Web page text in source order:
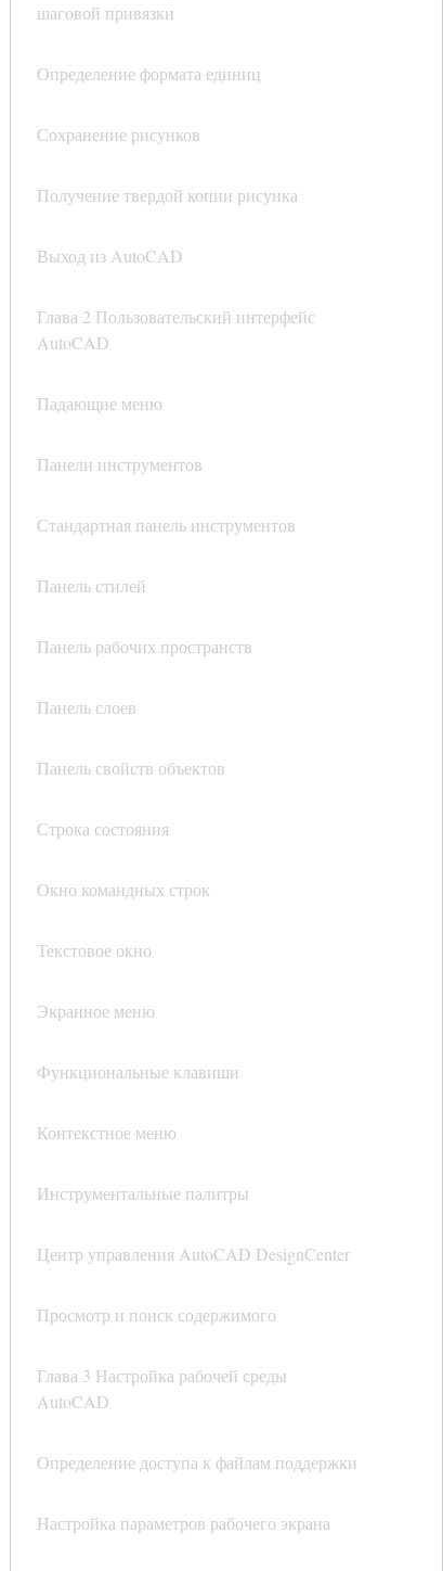
шаговой привязки
Определение формата единиц
Сохранение рисунков
Получение твердой копии рисунка
Выход из AutoCAD
Глава 2 Пользовательский интерфейс
AutoCAD
Падающие меню
Панели инструментов
Стандартная панель инструментов
Панель стилей
Панель рабочих пространств
Панель слоев
Панель свойств объектов
Строка состояния
Окно командных строк
Текстовое окно
Экранное меню
Функциональные клавиши
Контекстное меню
Инструментальные палитры
Центр управления AutoCAD DesignCenter
Просмотр и поиск содержимого
Глава 3 Настройка рабочей среды
AutoCAD
Определение доступа к файлам поддержки
Настройка параметров рабочего экрана